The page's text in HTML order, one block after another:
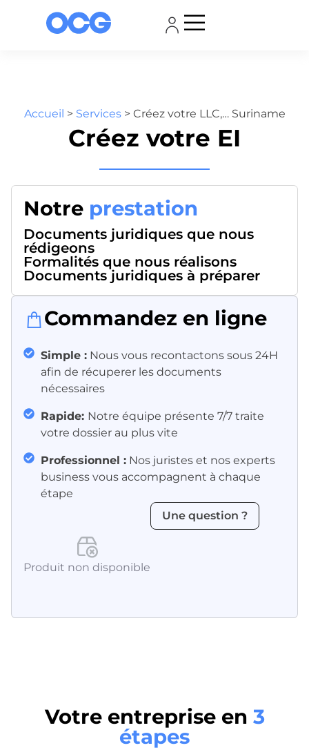
Accueil > Services> Créez votre LLC,… Suriname
Créez votre EI
Notre prestation
Documents juridiques que nous
rédigeons
Formalités que nous réalisons
Documents juridiques à préparer
Commandez en ligne
Simple : Nous vous recontactons sous 24H
afin de récuperer les documents
nécessaires
Rapide: Notre équipe présente 7/7 traite
votre dossier au plus vite
Professionnel : Nos juristes et nos experts
business vous accompagnent à chaque
étape
Produit non disponible
Une question ?
Votre entreprise en 3
étapes